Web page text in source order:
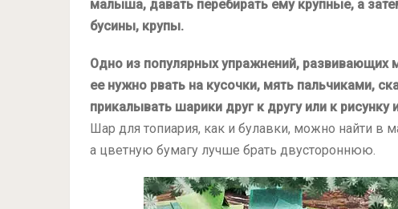
малыша, давать перебирать ему крупные, а
бусины, крупы.
Одно из популярных упражнений, развивающих
ее нужно рвать на кусочки, мять пальчиками,
прикалывать шарики друг к другу или к
Шар для топиария, как и булавки, можно найти в
а цветную бумагу лучше брать двустороннюю.